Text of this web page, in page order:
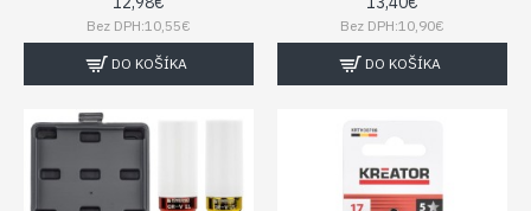
Bez DPH:10,55€
DO KOŠÍKA
Bez DPH:10,90€
DO KOŠÍKA